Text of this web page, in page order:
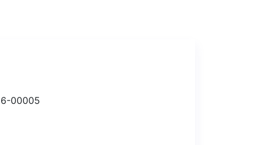
00005